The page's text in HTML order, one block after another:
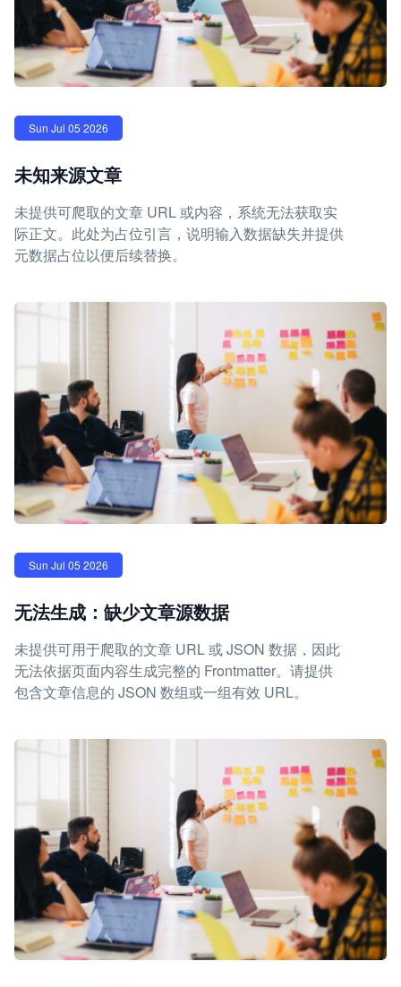
Sun Jul 05 2026
未知来源文章
未提供可爬取的文章 URL 或内容，系统无法获取实
际正文。此处为占位引言，说明输入数据缺失并提供
元数据占位以便后续替换。
Sun Jul 05 2026
无法生成：缺少文章源数据
未提供可用于爬取的文章 URL 或 JSON 数据，因此
无法依据页面内容生成完整的 Frontmatter。请提供
包含文章信息的 JSON 数组或一组有效 URL。